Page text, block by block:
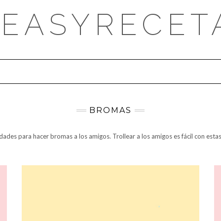
BROMAS
para hacer bromas a los amigos. Trollear a los amigos es fácil con